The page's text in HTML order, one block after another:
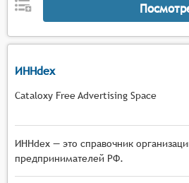
ИННdex
Cataloxy Free Advertising Space
ИННdex — это справочник
предпринимателей РФ.